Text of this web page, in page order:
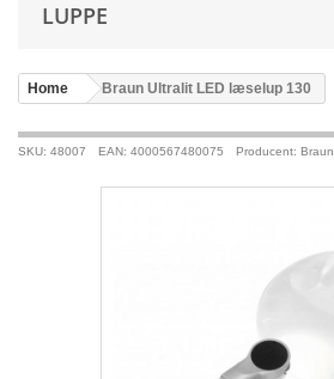
LUPPE
Home >Braun Ultralit LED læselup 130
SKU: 48007 EAN: 4000567480075 Producent: Braun